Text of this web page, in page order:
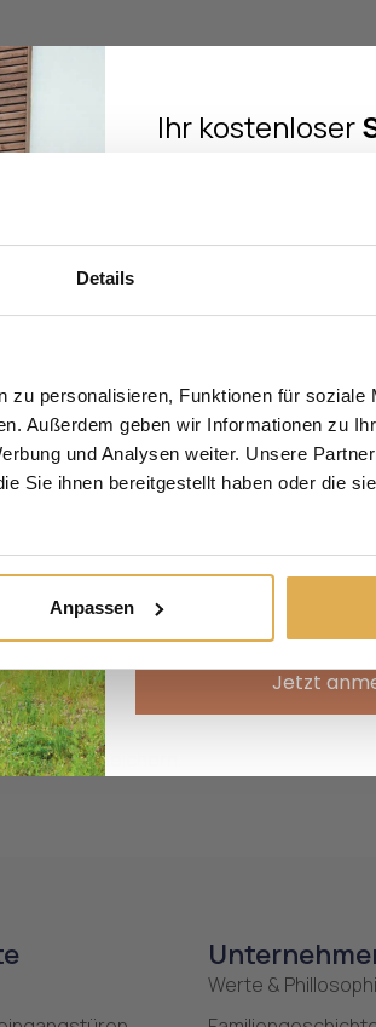
Details
zu personalisieren, Funktionen für soziale
Außerdem geben wir Informationen zu
und Analysen weiter. Unsere
Sie ihnen bereitgestellt haben oder die
Anpassen
speichern.
Werte &
Ihr kostenloser
Sie einenkostenlosen
Wert von
Sicherheit für
Anrede
E-Mail
Jetzt